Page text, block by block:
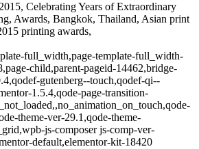
Celebrating Years of Extraordinary
Awards, Bangkok, Thailand, Asian print
printing awards,
full_width,page-template-full_width-
child,parent-pageid-14462,bridge-
gutenberg--touch,qodef-qi--
1.5.4,qode-page-transition-
theme-ver-29.1,qode-theme-
js-composer js-comp-ver-
default,elementor-kit-18420